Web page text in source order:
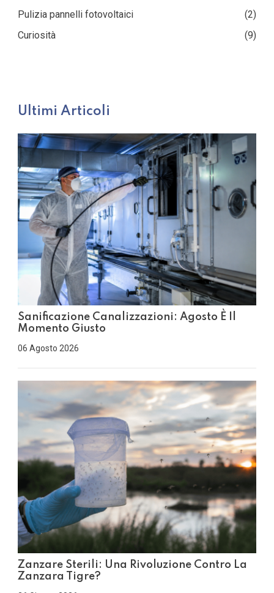
Pulizia pannelli fotovoltaici
(2)
Curiosità
(9)
Ultimi Articoli
Sanificazione Canalizzazioni: Agosto È Il
Momento Giusto
06 Agosto 2026
Zanzare Sterili: Una Rivoluzione Contro La
Zanzara Tigre?